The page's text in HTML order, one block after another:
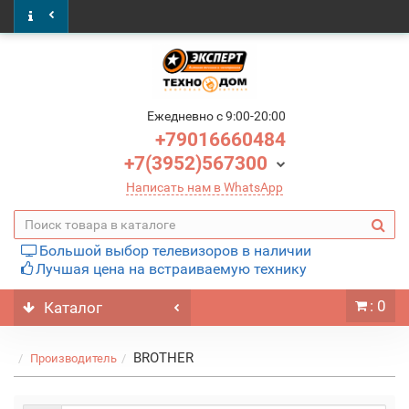
Ежедневно c 9:00-20:00
+79016660484
+7(3952)567300
Написать нам в WhatsApp
Большой выбор телевизоров в наличии
Лучшая цена на встраиваемую технику
Каталог : 0
Производитель BROTHER